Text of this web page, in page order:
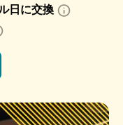
日に交換